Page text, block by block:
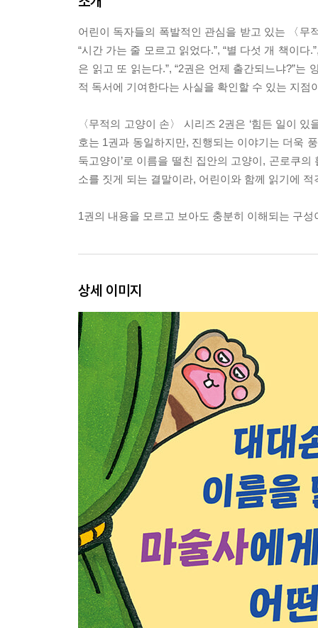
어린이 독자들의 폭발적인 관심을 받고 있는 〈무
“시간 가는 줄 모르고 읽었다.”, “별 다섯 개 책이
은 읽고 또 읽는다.”, “2권은 언제 출간되느냐?”는
적 독서에 기여한다는 사실을 확인할 수 있는 지점
〈무적의 고양이 손〉 시리즈 2권은 ‘힘든 일이 있
호는 1권과 동일하지만, 진행되는 이야기는 더욱
둑고양이’로 이름을 떨친 집안의 고양이, 곤로쿠
소를 짓게 되는 결말이라, 어린이와 함께 읽기에 적
1권의 내용을 모르고 보아도 충분히 이해되는 구
상세 이미지